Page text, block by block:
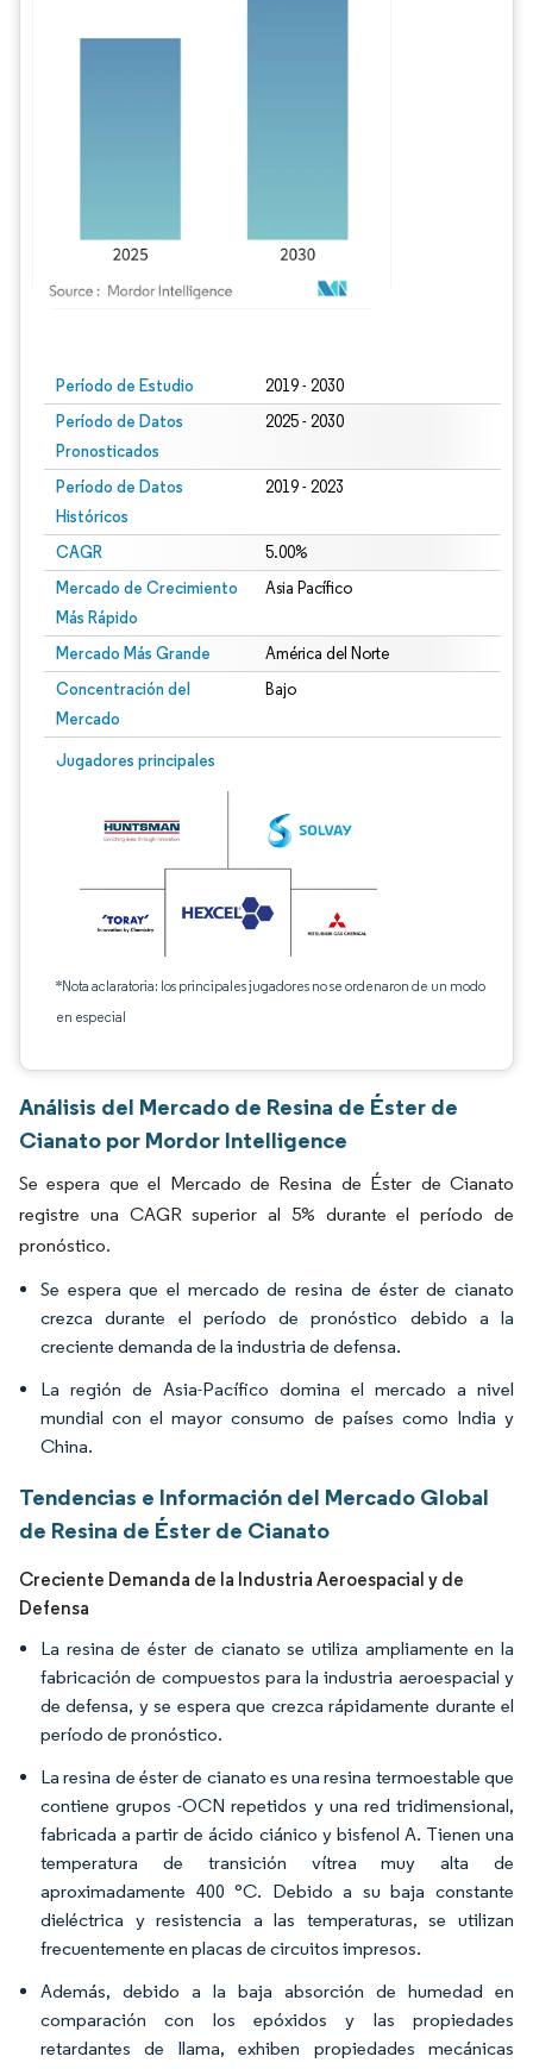
Período de Estudio 2019 - 2030
Período de Datos
Pronosticados
2025 - 2030
Período de Datos
Históricos
2019 - 2023
CAGR 5.00%
Mercado de Crecimiento
Más Rápido
Asia Pacífico
Mercado Más Grande América del Norte
Concentración del
Mercado
Bajo
Jugadores principales
*Nota aclaratoria: los principales jugadores no se ordenaron de un modo
en especial
Análisis del Mercado de Resina de Éster de
Cianato por Mordor Intelligence
Se espera que el Mercado de Resina de Éster de Cianato
registre una CAGR superior al 5% durante el período de
pronóstico.
Se espera que el mercado de resina de éster de cianato
crezca durante el período de pronóstico debido a la
creciente demanda de la industria de defensa.
La región de Asia-Pacífico domina el mercado a nivel
mundial con el mayor consumo de países como India y
China.
Tendencias e Información del Mercado Global
de Resina de Éster de Cianato
Creciente Demanda de la Industria Aeroespacial y de
Defensa
La resina de éster de cianato se utiliza ampliamente en la
fabricación de compuestos para la industria aeroespacial y
de defensa, y se espera que crezca rápidamente durante el
período de pronóstico.
La resina de éster de cianato es una resina termoestable que
contiene grupos -OCN repetidos y una red tridimensional,
fabricada a partir de ácido ciánico y bisfenol A. Tienen una
temperatura de transición vítrea muy alta de
aproximadamente 400 °C. Debido a su baja constante
dieléctrica y resistencia a las temperaturas, se utilizan
frecuentemente en placas de circuitos impresos.
Además, debido a la baja absorción de humedad en
comparación con los epóxidos y las propiedades
retardantes de llama, exhiben propiedades mecánicas